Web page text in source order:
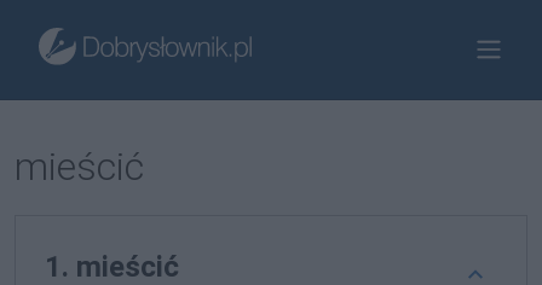
mieścić
1. mieścić